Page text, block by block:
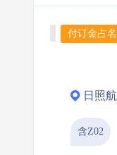
付订金占
日照
含Z02